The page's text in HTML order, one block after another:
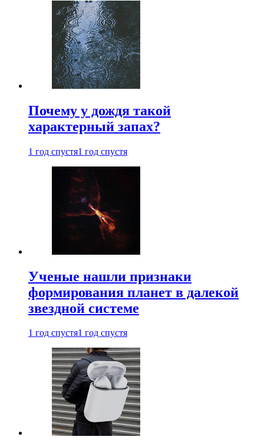
Почему у дождя такой
характерный запах?
1 год спустя1 год спустя
Ученые нашли признаки
формирования планет в далекой
звездной системе
1 год спустя1 год спустя